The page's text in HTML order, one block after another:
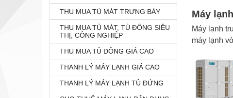
Máy
Máy lạnh
máy lạnh
THU MUA TỦ MÁT TRƯNG BÀY
THU MUA TỦ MÁT, TỦ ĐÔNG SIÊU
THỊ, CÔNG NGHIỆP
THU MUA TỦ ĐÔNG GIÁ CAO
THANH LÝ MÁY LẠNH GIÁ CAO
THANH LÝ MÁY LẠNH TỦ ĐỨNG